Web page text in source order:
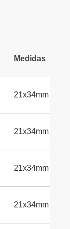
Medidas
21x34mm
21x34mm
21x34mm
21x34mm